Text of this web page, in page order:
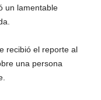
un lamentable
recibió el reporte al
una persona